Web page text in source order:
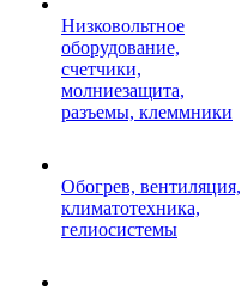
Низковольтное
оборудование,
счетчики,
молниезащита,
разъемы, клеммники
Обогрев, вентиляция,
климатотехника,
гелиосистемы